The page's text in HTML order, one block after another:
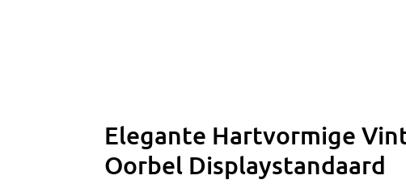
Elegante Hartvormige
Oorbel Displaystandaard